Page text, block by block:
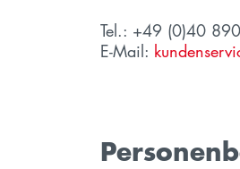
Tel.: +49 (0)40
E-Mail: